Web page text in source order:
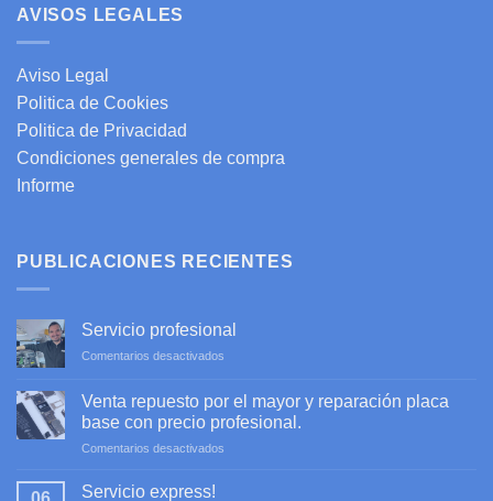
AVISOS LEGALES
Aviso Legal
Politica de Cookies
Politica de Privacidad
Condiciones generales de compra
Informe
PUBLICACIONES RECIENTES
Servicio profesional
Comentarios desactivados
profesional
Venta repuesto por el mayor y reparación placa
base con precio profesional.
Comentarios desactivados
Servicio express!